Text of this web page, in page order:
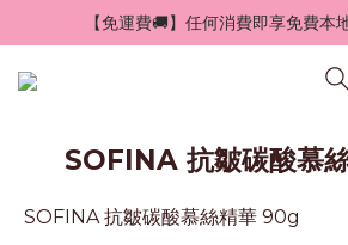
【免運費🚚】任何消費即享免費本
SOFINA 抗皺碳酸慕
SOFINA 抗皺碳酸慕絲精華 90g